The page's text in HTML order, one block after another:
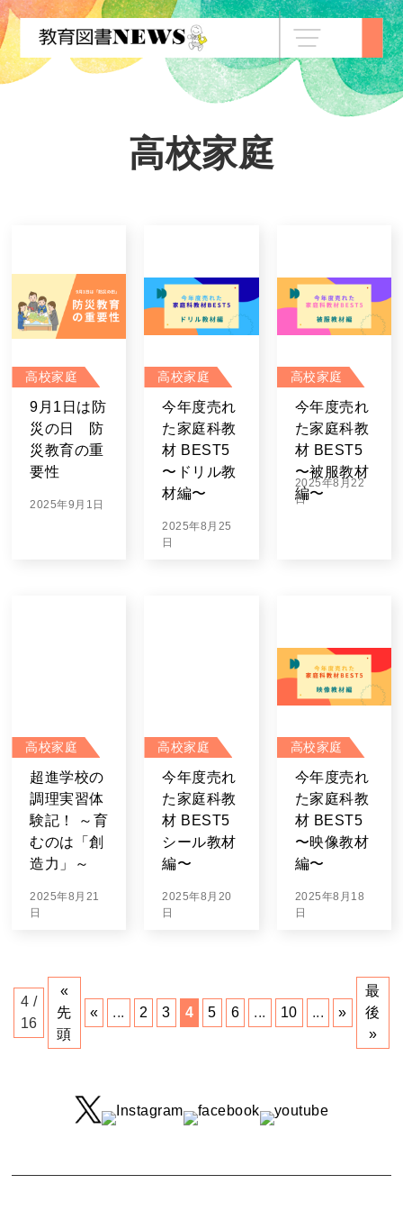
高校家庭
高校家庭
9月1日は防
災の日 防
災教育の重
要性
2025年9月1日
高校家庭
今年度売れ
た家庭科教
材 BEST5
〜ドリル教
材編〜
2025年8月25
日
高校家庭
今年度売れ
た家庭科教
材 BEST5
〜被服教材
編〜
2025年8月22
日
高校家庭
超進学校の
調理実習体
験記！ ～育
むのは「創
造力」～
2025年8月21
日
高校家庭
今年度売れ
た家庭科教
材 BEST5
シール教材
編〜
2025年8月20
日
高校家庭
今年度売れ
た家庭科教
材 BEST5
〜映像教材
編〜
2025年8月18
日
4 /
16
«
先
頭
« ... 2 3 4 5 6 ... 10 ... »
最
後
»